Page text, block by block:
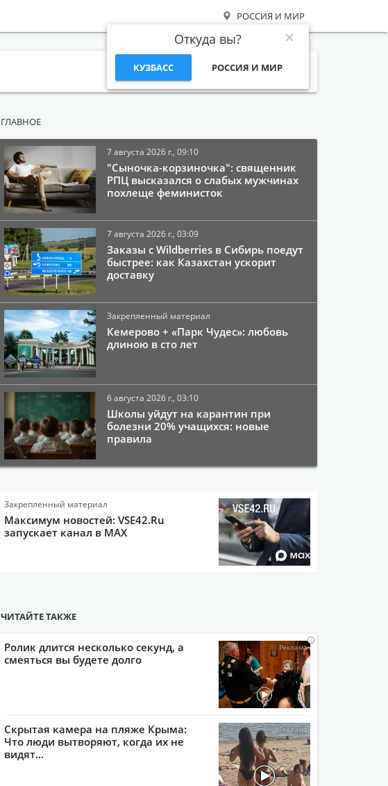
РОССИЯ И МИР
Откуда вы?
КУЗБАСС РОССИЯ И МИР
Поиск
ГЛАВНОЕ
7 августа 2026 г., 09:10
"Сыночка-корзиночка": священник
РПЦ высказался о слабых мужчинах
похлеще феминисток
7 августа 2026 г., 03:09
Заказы с Wildberries в Сибирь поедут
быстрее: как Казахстан ускорит
доставку
Закрепленный материал
Кемерово + «Парк Чудес»: любовь
длиною в сто лет
6 августа 2026 г., 03:10
Школы уйдут на карантин при
болезни 20% учащихся: новые
правила
Закрепленный материал
Максимум новостей: VSE42.Ru
запускает канал в MAX
ЧИТАЙТЕ ТАКЖЕ
i
Ролик длится несколько секунд, а
смеяться вы будете долго
i
Скрытая камера на пляже Крыма:
Что люди вытворяют, когда их не
видят...
ii